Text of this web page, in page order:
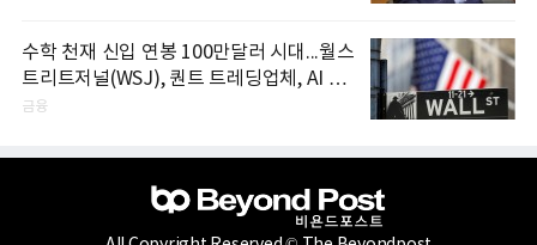
수학 천재 신입 연봉 100만달러 시대...월스
트리트저널(WSJ), 퀀트 트레딩업체, AI 기
업들 인재 확보 경쟁
금융